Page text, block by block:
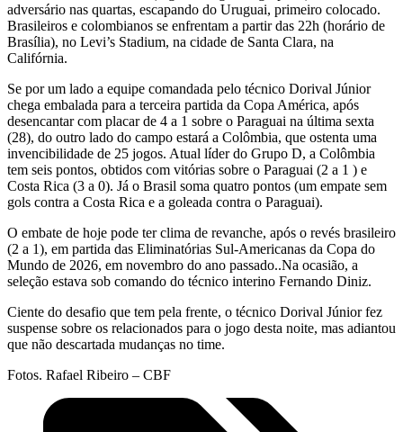
adversário nas quartas, escapando do Uruguai, primeiro colocado.
Brasileiros e colombianos se enfrentam a partir das 22h (horário de
Brasília), no Levi’s Stadium, na cidade de Santa Clara, na
Califórnia.
Se por um lado a equipe comandada pelo técnico Dorival Júnior
chega embalada para a terceira partida da Copa América, após
desencantar com placar de 4 a 1 sobre o Paraguai na última sexta
(28), do outro lado do campo estará a Colômbia, que ostenta uma
invencibilidade de 25 jogos. Atual líder do Grupo D, a Colômbia
tem seis pontos, obtidos com vitórias sobre o Paraguai (2 a 1 ) e
Costa Rica (3 a 0). Já o Brasil soma quatro pontos (um empate sem
gols contra a Costa Rica e a goleada contra o Paraguai).
O embate de hoje pode ter clima de revanche, após o revés brasileiro
(2 a 1), em partida das Eliminatórias Sul-Americanas da Copa do
Mundo de 2026, em novembro do ano passado..Na ocasião, a
seleção estava sob comando do técnico interino Fernando Diniz.
Ciente do desafio que tem pela frente, o técnico Dorival Júnior fez
suspense sobre os relacionados para o jogo desta noite, mas adiantou
que não descartada mudanças no time.
Fotos. Rafael Ribeiro – CBF